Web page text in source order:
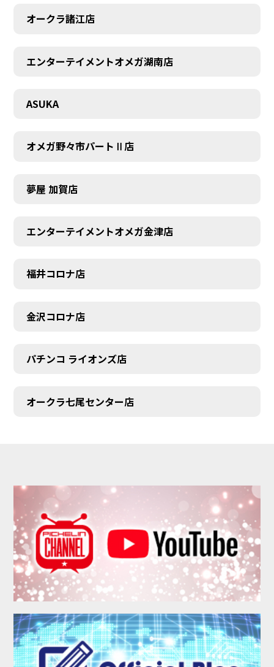
オークラ諸江店
エンターテイメントオメガ湖南店
ASUKA
オメガ野々市パートⅡ店
夢屋 加賀店
エンターテイメントオメガ金津店
福井コロナ店
金沢コロナ店
パチンコ ライオンズ店
オークラ七尾センター店